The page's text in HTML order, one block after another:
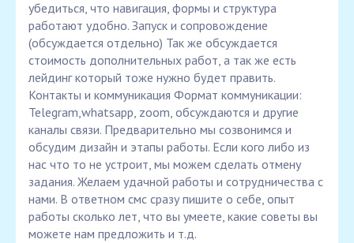
убедиться, что навигация, формы и структура
работают удобно. Запуск и сопровождение
(обсуждается отдельно) Так же обсуждается
стоимость дополнительных работ, а так же есть
лейдинг который тоже нужно будет править.
Контакты и коммуникация Формат коммуникации:
Telegram,whatsapp, zoom, обсуждаются и другие
каналы связи. Предварительно мы созвонимся и
обсудим дизайн и этапы работы. Если кого либо из
нас что то не устроит, мы можем сделать отмену
задания. Желаем удачной работы и сотрудничества с
нами. В ответном смс сразу пишите о себе, опыт
работы сколько лет, что вы умеете, какие советы вы
можете нам предложить и т.д.